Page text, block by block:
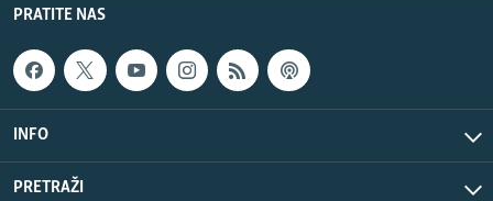
PRATITE NAS
INFO
PRETRAŽI